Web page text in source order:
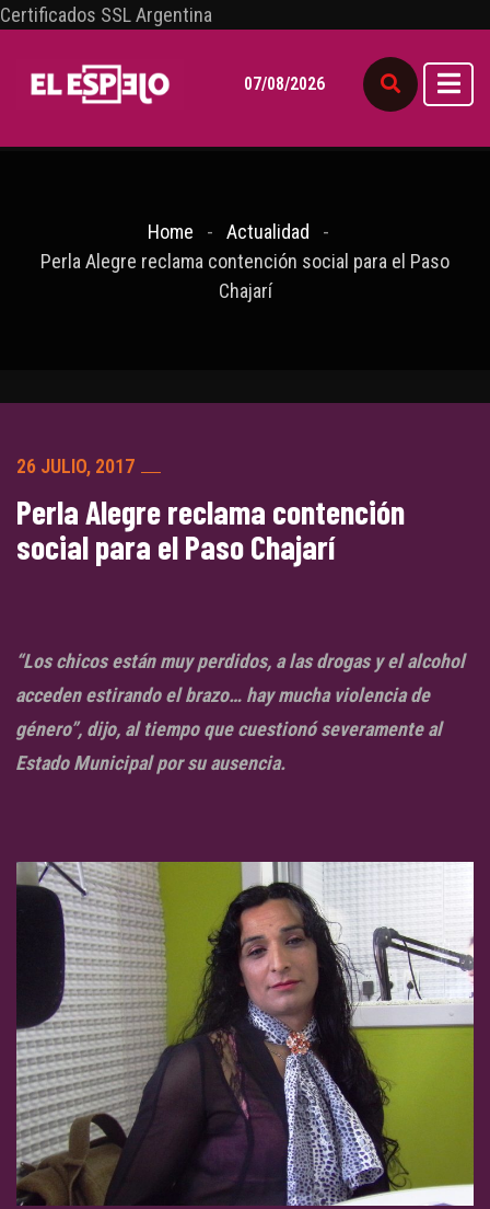
Certificados SSL Argentina
07/08/2026
Home
Actualidad
Perla Alegre reclama contención social para el Paso
Chajarí
26 JULIO, 2017
Perla Alegre reclama contención
social para el Paso Chajarí
“Los chicos están muy perdidos, a las drogas y el alcohol
acceden estirando el brazo… hay mucha violencia de
género”, dijo, al tiempo que cuestionó severamente al
Estado Municipal por su ausencia.